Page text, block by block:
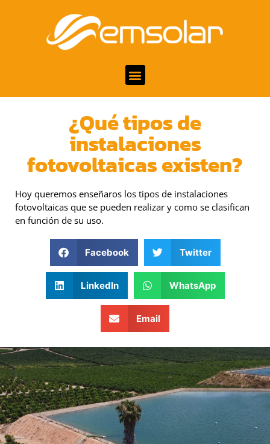
¿Qué tipos de
instalaciones
fotovoltaicas existen?
Hoy queremos enseñaros los tipos de instalaciones
fotovoltaicas que se pueden realizar y como se clasifican
en función de su uso.
Facebook Twitter
LinkedIn WhatsApp
Email